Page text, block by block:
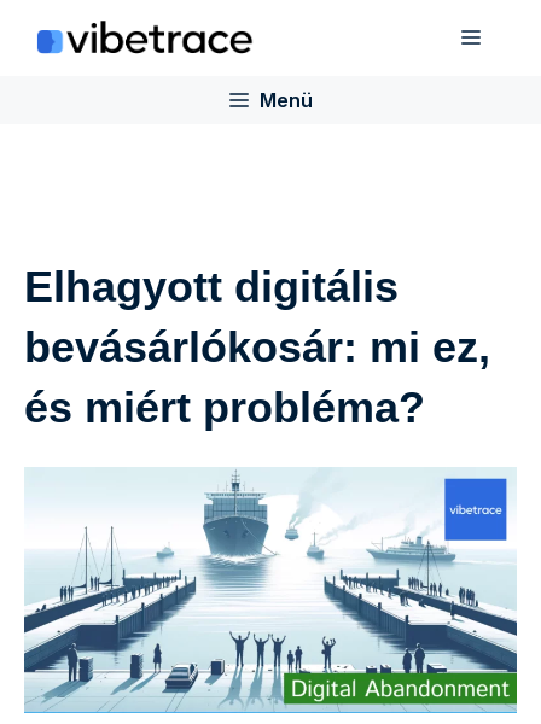
Menü
Menü
Elhagyott digitális
bevásárlókosár: mi ez,
és miért probléma?